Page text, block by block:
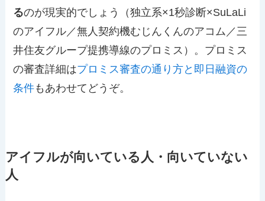
るのが現実的でしょう（独立系×1秒診断×SuLaLi
のアイフル／無人契約機むじんくんのアコム／三
井住友グループ提携導線のプロミス）。プロミス
の審査詳細はプロミス審査の通り方と即日融資の
条件もあわせてどうぞ。
アイフルが向いている人・向いていない
人